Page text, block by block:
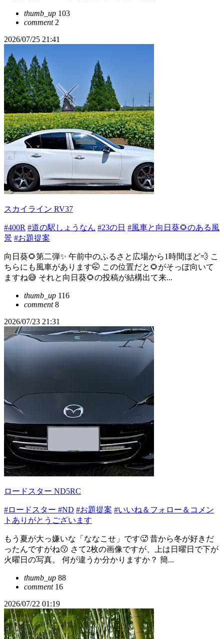
thumb_up 103
comment2
2026/07/25 21:41
スカイライン RV37
#400R #道の駅しょうなん #23の日 #風車と向日葵🌻のある風
景 #お題提案
向日葵🌻第二弾✨ 午前中のふるさと広場から1時間ほど💨 こ
ちらにも風車があります🤭 この位置だと🌻がそっぽ向いて
ますね😅 それと向日葵🌻の投稿が結構出て来...
thumb_up 116
comment8
2026/07/23 21:31
ロードスター ND5RC
#ロードスター #ND #お題提案 #いいね＆フォロー＆コメン
トありがとうございます
もう夏が大っ嫌いな「ななこせ」です🥵 昔から冬が好きだ
ったんですがね😗 さて2枚の画像ですが、上は日曜日で下が
火曜日の写真。 何が違うか分かりますか？ 簡...
thumb_up 88
comment16
2026/07/22 01:19